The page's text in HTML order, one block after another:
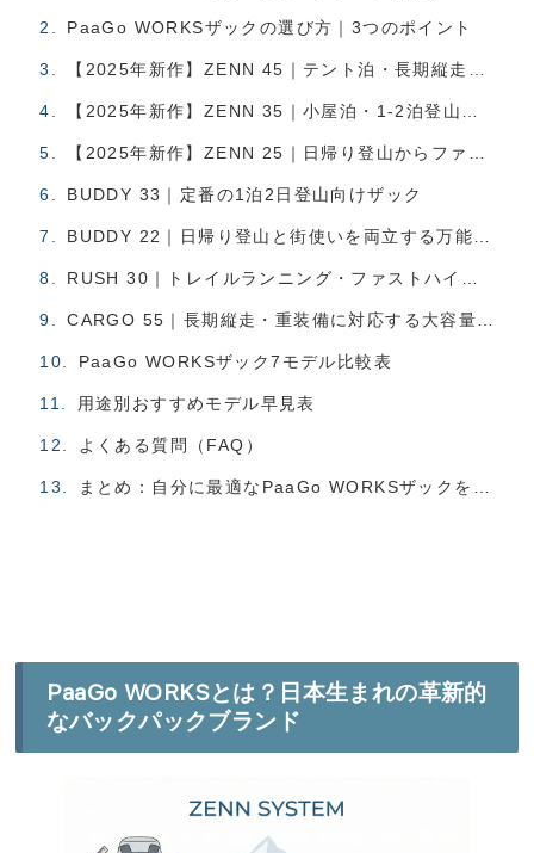
PaaGo WORKSザックの選び方｜3つのポイント
BUDDY 33｜定番の1泊2日登山向けザック
PaaGo WORKSザック7モデル比較表
用途別おすすめモデル早見表
よくある質問（FAQ）
PaaGo WORKSとは？日本生まれの革新的
なバックパックブランド